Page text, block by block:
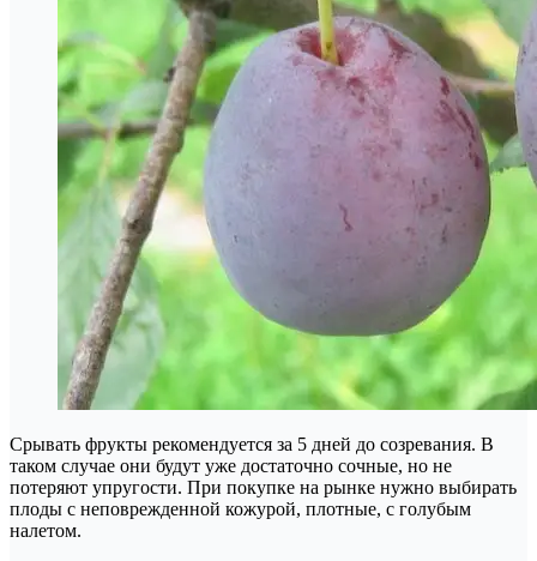
Срывать фрукты рекомендуется за 5 дней до созревания. В
таком случае они будут уже достаточно сочные, но не
потеряют упругости. При покупке на рынке нужно выбирать
плоды с неповрежденной кожурой, плотные, с голубым
налетом.